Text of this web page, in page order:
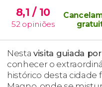
8,1/ 10
52 opiniões
Nestavisita guiada
conhecer o
histórico desta cidade